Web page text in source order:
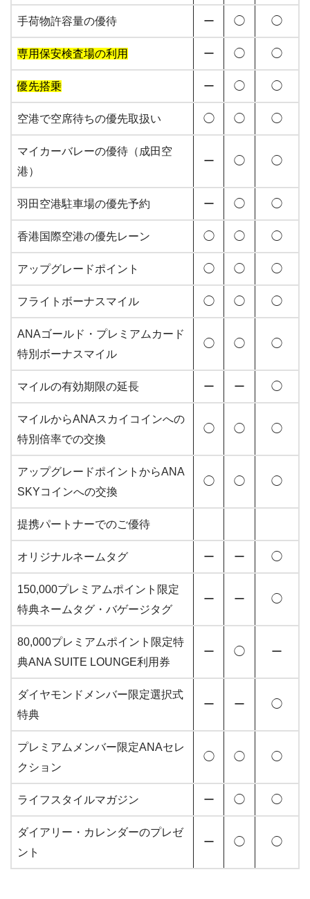
手荷物許容量の優待 ー ◯ ◯
専用保安検査場の利用 ー ◯ ◯
優先搭乗 ー ◯ ◯
空港で空席待ちの優先取扱い ◯ ◯ ◯
マイカーバレーの優待（成田空
港）
ー ◯ ◯
羽田空港駐車場の優先予約 ー ◯ ◯
香港国際空港の優先レーン ◯ ◯ ◯
アップグレードポイント ◯ ◯ ◯
フライトボーナスマイル ◯ ◯ ◯
ANAゴールド・プレミアムカード
特別ボーナスマイル
◯ ◯ ◯
マイルの有効期限の延長 ー ー ◯
マイルからANAスカイコインへの
特別倍率での交換
◯ ◯ ◯
アップグレードポイントからANA
SKYコインへの交換
◯ ◯ ◯
提携パートナーでのご優待
オリジナルネームタグ ー ー ◯
150,000プレミアムポイント限定
特典ネームタグ・バゲージタグ
ー ー ◯
80,000プレミアムポイント限定特
典ANA SUITE LOUNGE利用券
ー ◯ ー
ダイヤモンドメンバー限定選択式
特典
ー ー ◯
プレミアムメンバー限定ANAセレ
クション
◯ ◯ ◯
ライフスタイルマガジン ー ◯ ◯
ダイアリー・カレンダーのプレゼ
ント
ー ◯ ◯